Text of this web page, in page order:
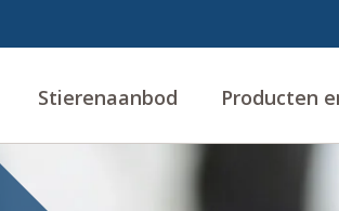
Stierenaanbod Producten